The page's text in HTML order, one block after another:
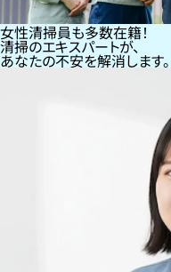
女性清掃員も多数在籍！
清掃のエキスパートが、
あなたの不安を解消します。